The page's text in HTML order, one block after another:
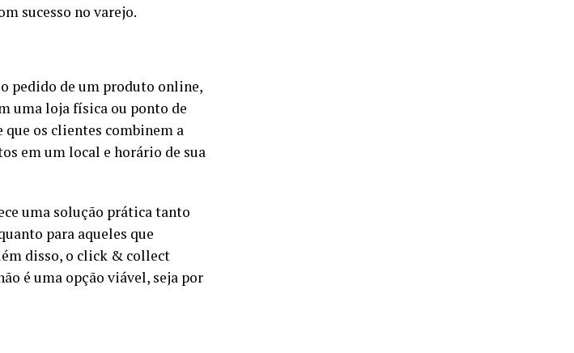
sucesso no varejo.
pedido de um produto online,
uma loja física ou ponto de
os clientes combinem a
em um local e horário de sua
uma solução prática tanto
para aqueles que
disso, o click & collect
é uma opção viável, seja por